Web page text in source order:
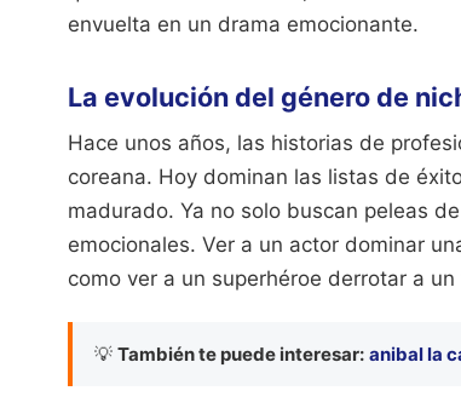
envuelta en un drama emocionante.
La evolución del género de
Hace unos años, las historias de
coreana. Hoy dominan las listas de
madurado. Ya no solo buscan peleas
emocionales. Ver a un actor dominar
como ver a un superhéroe derrotar a
💡 También te puede interesar: anibal la